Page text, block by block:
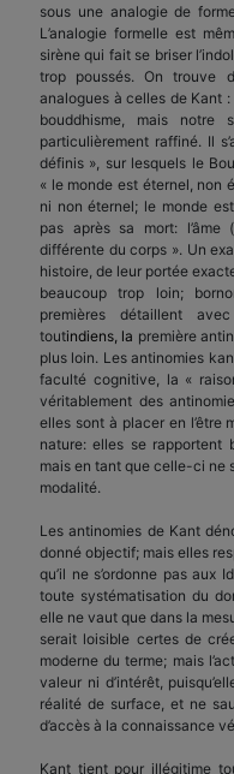
sous une analogie de
L’analogie formelle est
sirène qui fait se briser
trop poussés. On trouve
analogues à celles de Kant :
bouddhisme, mais notre
particulièrement raffiné. Il
définis », sur lesquels le
« le monde est éternel, non
ni non éternel; le monde
pas après sa mort: l’âme
différente du corps ». Un
histoire, de leur portée
beaucoup trop loin;
premières détaillent
toutindiens, la première
plus loin. Les antinomies
faculté cognitive, la «
véritablement des
elles sont à placer en l’être
nature: elles se rapportent
mais en tant que celle-ci ne
modalité.
Les antinomies de Kant
donné objectif; mais elles
qu’il ne s’ordonne pas aux
toute systématisation du
elle ne vaut que dans la
serait loisible certes de
moderne du terme; mais
valeur ni d’intérêt,
réalité de surface, et ne
d’accès à la connaissance
Kant tient pour illégitime